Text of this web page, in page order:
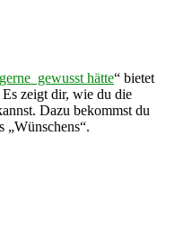
gewusst hätte“ bietet
zeigt dir, wie du die
Dazu bekommst du
„Wünschens“.